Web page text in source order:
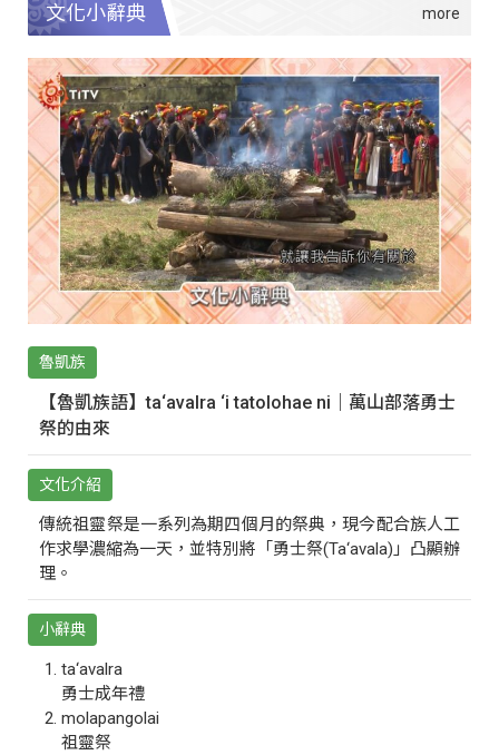
文化小辭典
魯凱族
【魯凱族語】ta‘avalra ‘i tatolohae ni｜萬山部落勇士
祭的由來
文化介紹
傳統祖靈祭是一系列為期四個月的祭典，現今配合族人工
作求學濃縮為一天，並特別將「勇士祭(Ta‘avala)」凸顯辦
理。
小辭典
ta‘avalra
勇士成年禮
molapangolai
祖靈祭